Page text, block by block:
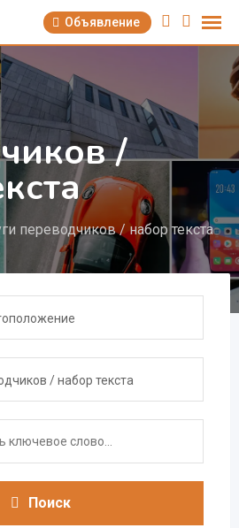
Объявление
/
переводчиков / набор текста
/ набор текста
Поиск